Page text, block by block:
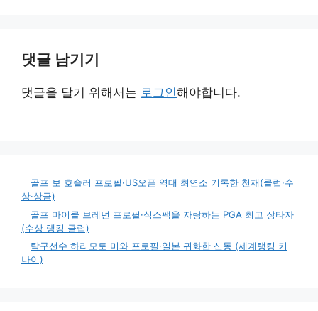
댓글 남기기
댓글을 달기 위해서는 로그인해야합니다.
골프 보 호슬러 프로필·US오픈 역대 최연소 기록한 천재(클럽·수
상·상금)
골프 마이클 브레넌 프로필·식스팩을 자랑하는 PGA 최고 장타자
(수상 랭킹 클럽)
탁구선수 하리모토 미와 프로필·일본 귀화한 신동 (세계랭킹 키
나이)